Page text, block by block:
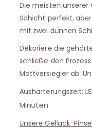
Die meisten unserer
Schicht perfekt,
mit zwei dünnen
Dekoriere die
schließe den
Mattversiegler ab.
Aushärterungszeit:
Minuten
Unsere Gellack-Pinsel